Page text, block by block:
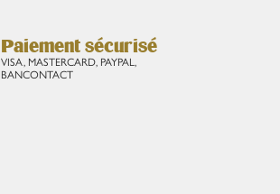
Paiement sécurisé
VISA, MASTERCARD, PAYPAL,
BANCONTACT